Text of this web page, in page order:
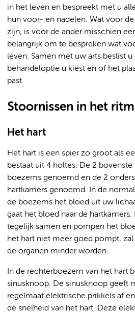
in het leven en bespreekt met u
hun voor- en nadelen. Wat voor
zijn, is voor de ander misschien
belangrijk om te bespreken wat
leven. Samen met uw arts beslist u
behandeloptie u kiest en of het
past.
Stoornissen in het
Het hart
Het hart is een spier zo groot als
bestaat uit 4 holtes. De 2
boezems genoemd en de 2
hartkamers genoemd. In de
de boezems het bloed uit uw
gaat het bloed naar de
tegelijk samen en pompen het
het hart niet meer goed pompt,
de organen minder worden.
In de rechterboezem van het hart
sinusknoop. De sinusknoop geeft
regelmaat elektrische prikkels af
de snelheid van het hart. Deze